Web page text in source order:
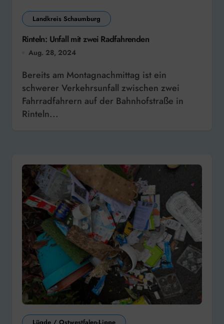
Landkreis Schaumburg
Rinteln: Unfall mit zwei Radfahrenden
Aug. 28, 2024
Bereits am Montagnachmittag ist ein
schwerer Verkehrsunfall zwischen zwei
Fahrradfahrern auf der Bahnhofstraße in
Rinteln...